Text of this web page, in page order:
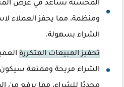
المحسّنة تساعد في عرض
ومنظمة، مما يحفز العملاء
الشراء بسهولة.
تحفيز المبيعات المتكررة
الشراء مريحة وممتعة سيكون